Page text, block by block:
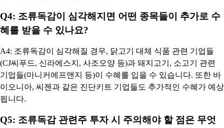
Q4: 조류독감이 심각해지면 어떤 종목들이 추가로 수
혜를 받을 수 있나요?
A4: 조류독감이 심각해질 경우, 닭고기 대체 식품 관련 기업들
(CJ씨푸드, 신라에스지, 사조오양 등)과 돼지고기, 소고기 관련
기업들(마니커에프앤지 등)이 수혜를 입을 수 있습니다. 또한 바
이오니아, 씨젠과 같은 진단키트 기업들도 추가적인 수혜가 예상
됩니다.
Q5: 조류독감 관련주 투자 시 주의해야 할 점은 무엇